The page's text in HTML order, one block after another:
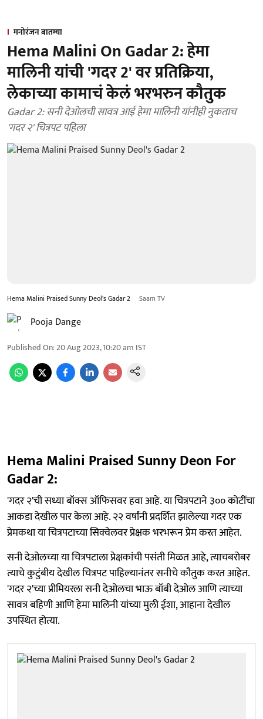
मनोरंजन बातम्या
Hema Malini On Gadar 2: हेमा
मालिनी यांची 'गदर 2' वर प्रतिक्रिया,
लेकाच्या कामाचं केलं भरभरुन कौतुक
Gadar 2: सनी देओलची सावत्र आई हेमा मालिनी यांनीही नुकताच
'गदर २' चित्रपट पहिला
Hema Malini Praised Sunny Deol's Gadar 2 Saam TV
Pooja Dange
Published On:20 Aug 2023, 10:20 am IST
Hema Malini Praised Sunny Deon For
Gadar 2:
'गदर २'ची सध्या बॉक्स ऑफिसवर हवा आहे. या चित्रपटाने ३०० कोटींचा
आकडा देखील पार केला आहे. २२ वर्षांनी प्रदर्शित झालेल्या गदर एक
प्रेमकथा या चित्रपटाच्या सिक्वेलवर प्रेक्षक भरभरून प्रेम करत आहेत.
सनी देओलच्या या चित्रपटाला प्रेक्षकांची पसंती मिळत आहे, त्याचबरोबर
त्याचे कुटुंबीय देखील चित्रपट पाहिल्यानंतर सनीचे कौतुक करत आहेत.
'गदर २'च्या प्रीमियरला सनी देओलचा भाऊ बॉबी देओल आणि त्याच्या
सावत्र बहिणी आणि हेमा मालिनी यांच्या मुली ईशा, आहाना देखील
उपस्थित होत्या.